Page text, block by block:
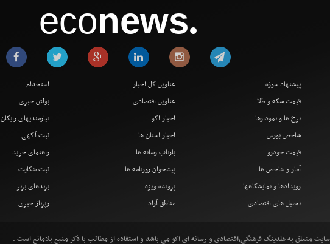
econews●
پیشنهاد سوژه
قیمت سکه و طلا
نرخ ها و نمودارها
شاخص بورس
قیمت خودرو
آمار و شاخص ها
رویدادها و نمایشگاهها
تحلیل های اقتصادی
عناوین کل اخبار
عناوین اقتصادی
اخبار اکو
اخبار استان ها
بازتاب رسانه ها
پیشخوان روزنامه ها
پرونده ویژه
مناطق آزاد
استخدام
بولتن خبری
نیازمندیهای رایگان
ثبت آگهی
راهنمای خرید
ثبت شکایت
برندهای برتر
رپرتاژ خبری
متعلق به هلدینگ فرهنگی،اقتصادی و رسانه ای اکو می باشد و استفاده از مطالب با ذکر منبع بلامانع است .